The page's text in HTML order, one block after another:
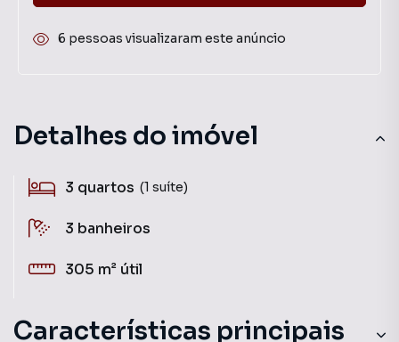
Detalhes do imóvel
3 quartos (1 suíte)
3 banheiros
305 m² útil
Características principais
6 pessoas visualizaram este anúncio